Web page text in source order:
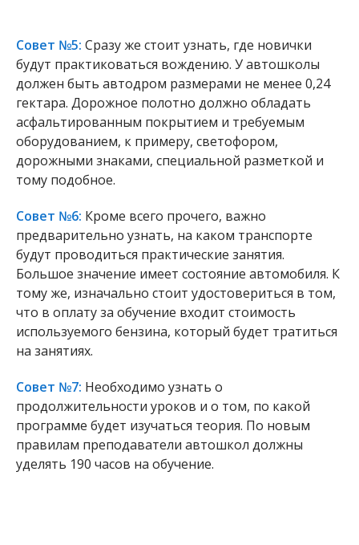
Совет №5: Сразу же стоит узнать, где новички
будут практиковаться вождению. У автошколы
должен быть автодром размерами не менее 0,24
гектара. Дорожное полотно должно обладать
асфальтированным покрытием и требуемым
оборудованием, к примеру, светофором,
дорожными знаками, специальной разметкой и
тому подобное.
Совет №6: Кроме всего прочего, важно
предварительно узнать, на каком транспорте
будут проводиться практические занятия.
Большое значение имеет состояние автомобиля. К
тому же, изначально стоит удостовериться в том,
что в оплату за обучение входит стоимость
используемого бензина, который будет тратиться
на занятиях.
Совет №7: Необходимо узнать о
продолжительности уроков и о том, по какой
программе будет изучаться теория. По новым
правилам преподаватели автошкол должны
уделять 190 часов на обучение.